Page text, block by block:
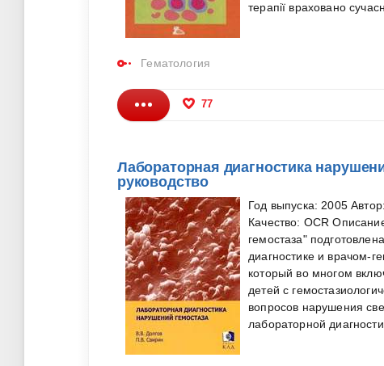
терапії враховано
Гематология
77
Лабораторная диагностика
руководство
Год выпуска: 2005
Качество: OCR
гемостаза"
диагностике и врачом-
который во многом
детей с
вопросов нарушения
лабораторной